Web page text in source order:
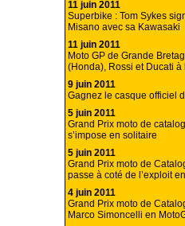
11 juin 2011
Superbike : Tom Sykes
Misano avec sa Kawasaki
11 juin 2011
Moto GP de Grande
(Honda), Rossi et Ducati à
9 juin 2011
Gagnez le casque officiel
5 juin 2011
Grand Prix moto de
s’impose en solitaire
5 juin 2011
Grand Prix moto de
passe à coté de l’exploit
4 juin 2011
Grand Prix moto de
Marco Simoncelli en